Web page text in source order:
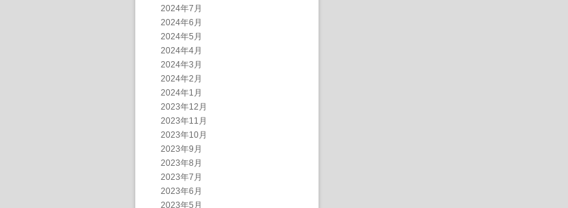
2024年7月
2024年6月
2024年5月
2024年4月
2024年3月
2024年2月
2024年1月
2023年12月
2023年11月
2023年10月
2023年9月
2023年8月
2023年7月
2023年6月
2023年5月